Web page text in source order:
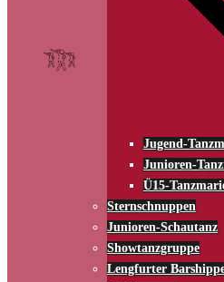
Jugend-
Junioren-
Ü15-
Sternschnuppen
Junioren-Schautanz
Showtanzgruppe
Lengfurter